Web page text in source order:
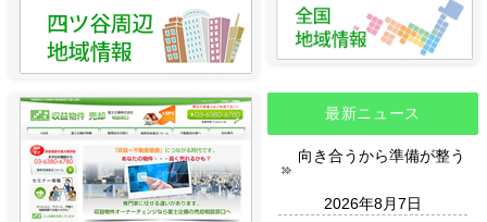
最新ニュース
向き合うから準備が整う
2026年8月7日